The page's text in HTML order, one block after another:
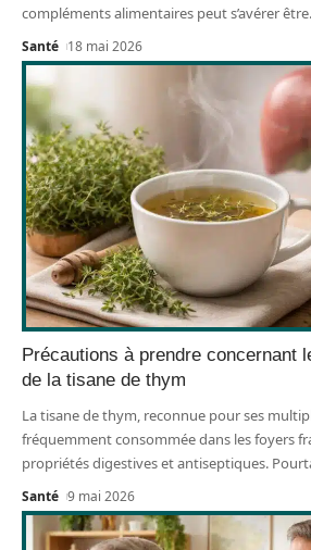
compléments alimentaires peut s’avérer être
Santé 18 mai 2026
Précautions à prendre concernant
de la tisane de thym
La tisane de thym, reconnue pour ses
fréquemment consommée dans les foyers
propriétés digestives et antiseptiques.
Santé 9 mai 2026